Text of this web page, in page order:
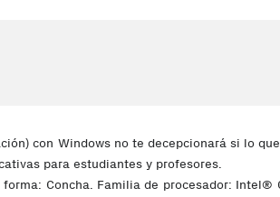
con Windows no te decepcionará si lo
para estudiantes y profesores.
Concha. Familia de procesador: